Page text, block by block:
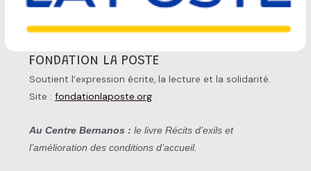
FONDATION LA POSTE
Soutient l’expression écrite, la lecture et la solidarité.
Site :fondationlaposte.org
Au Centre Bernanos : le livreRécits d’exils et
l’amélioration des conditions d’accueil.